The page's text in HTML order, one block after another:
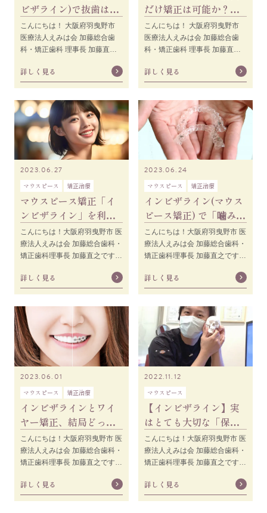
ビザライン)で抜歯は必
要？必要な場合の症例
や抜歯をするメリ
こんにちは！ 大阪府羽曳野市
医療法人えみは会 加藤総合歯
科・矯正歯科 理事長 加藤直之
正は歯を抜かないと
詳しく見る
だけ矯正は可能か？部
分矯正のメリット
こんにちは！ 大阪府羽曳野市
医療法人えみは会 加藤総合歯
科・矯正歯科 理事長 加藤直之
は部分矯正という選択
詳しく見る
2023.06.27
マウスピース 矯正治療
マウスピース矯正「イ
ンビザライン」を利用
している芸能人とは？
注目されている理由や
こんにちは！大阪府羽曳野市 医
療法人えみは会 加藤総合歯科・
矯正歯科理事長 加藤直之です。
人がインビザライン
詳しく見る
2023.06.24
マウスピース 矯正治療
インビザライン(マウス
ピース矯正) で「噛み合
わせが悪くなる」噂の
真相
こんにちは！大阪府羽曳野市 医
療法人えみは会 加藤総合歯科・
矯正歯科理事長 加藤直之です。
正)で「噛
詳しく見る
2023.06.01
マウスピース 矯正治療
インビザラインとワイ
ヤー矯正、結局どっち
がオススメなの？
こんにちは！大阪府羽曳野市 医
療法人えみは会 加藤総合歯科・
矯正歯科理事長 加藤直之です。
は、タイトルに
詳しく見る
2022.11.12
マウスピース
【インビザライン】実
はとても大切な「保
定」について詳しく解
説します！
こんにちは！大阪府羽曳野市 医
療法人えみは会 加藤総合歯科・
矯正歯科理事長 加藤直之です。
を外したらも
詳しく見る